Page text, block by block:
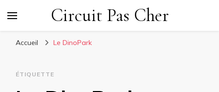
Circuit Pas Cher
Accueil Le DinoPark
ÉTIQUETTE